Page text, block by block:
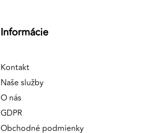
Informácie
Kontakt
Naše služby
O nás
GDPR
Obchodné podmienky